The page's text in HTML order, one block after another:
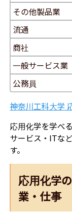
その他製品業
流通
商社
一般サービス業
公務員
神奈川工科大学
応用化学を学べ
サービス・ITな
す。
応用化学
業・仕事